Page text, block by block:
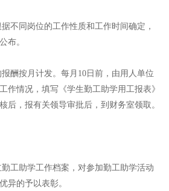
不同岗位的工作性质和工作时间确定，
布。
酬按月计发。每月10日前，由用人单位
作情况，填写《学生勤工助学用工报表》
后，报有关领导审批后，到财务室领取。
工助学工作档案，对参加勤工助学活动
异的予以表彰。